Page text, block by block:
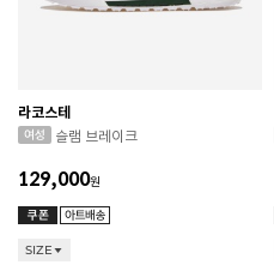
라코스테
슬램 브레이크
129,000원
SIZE